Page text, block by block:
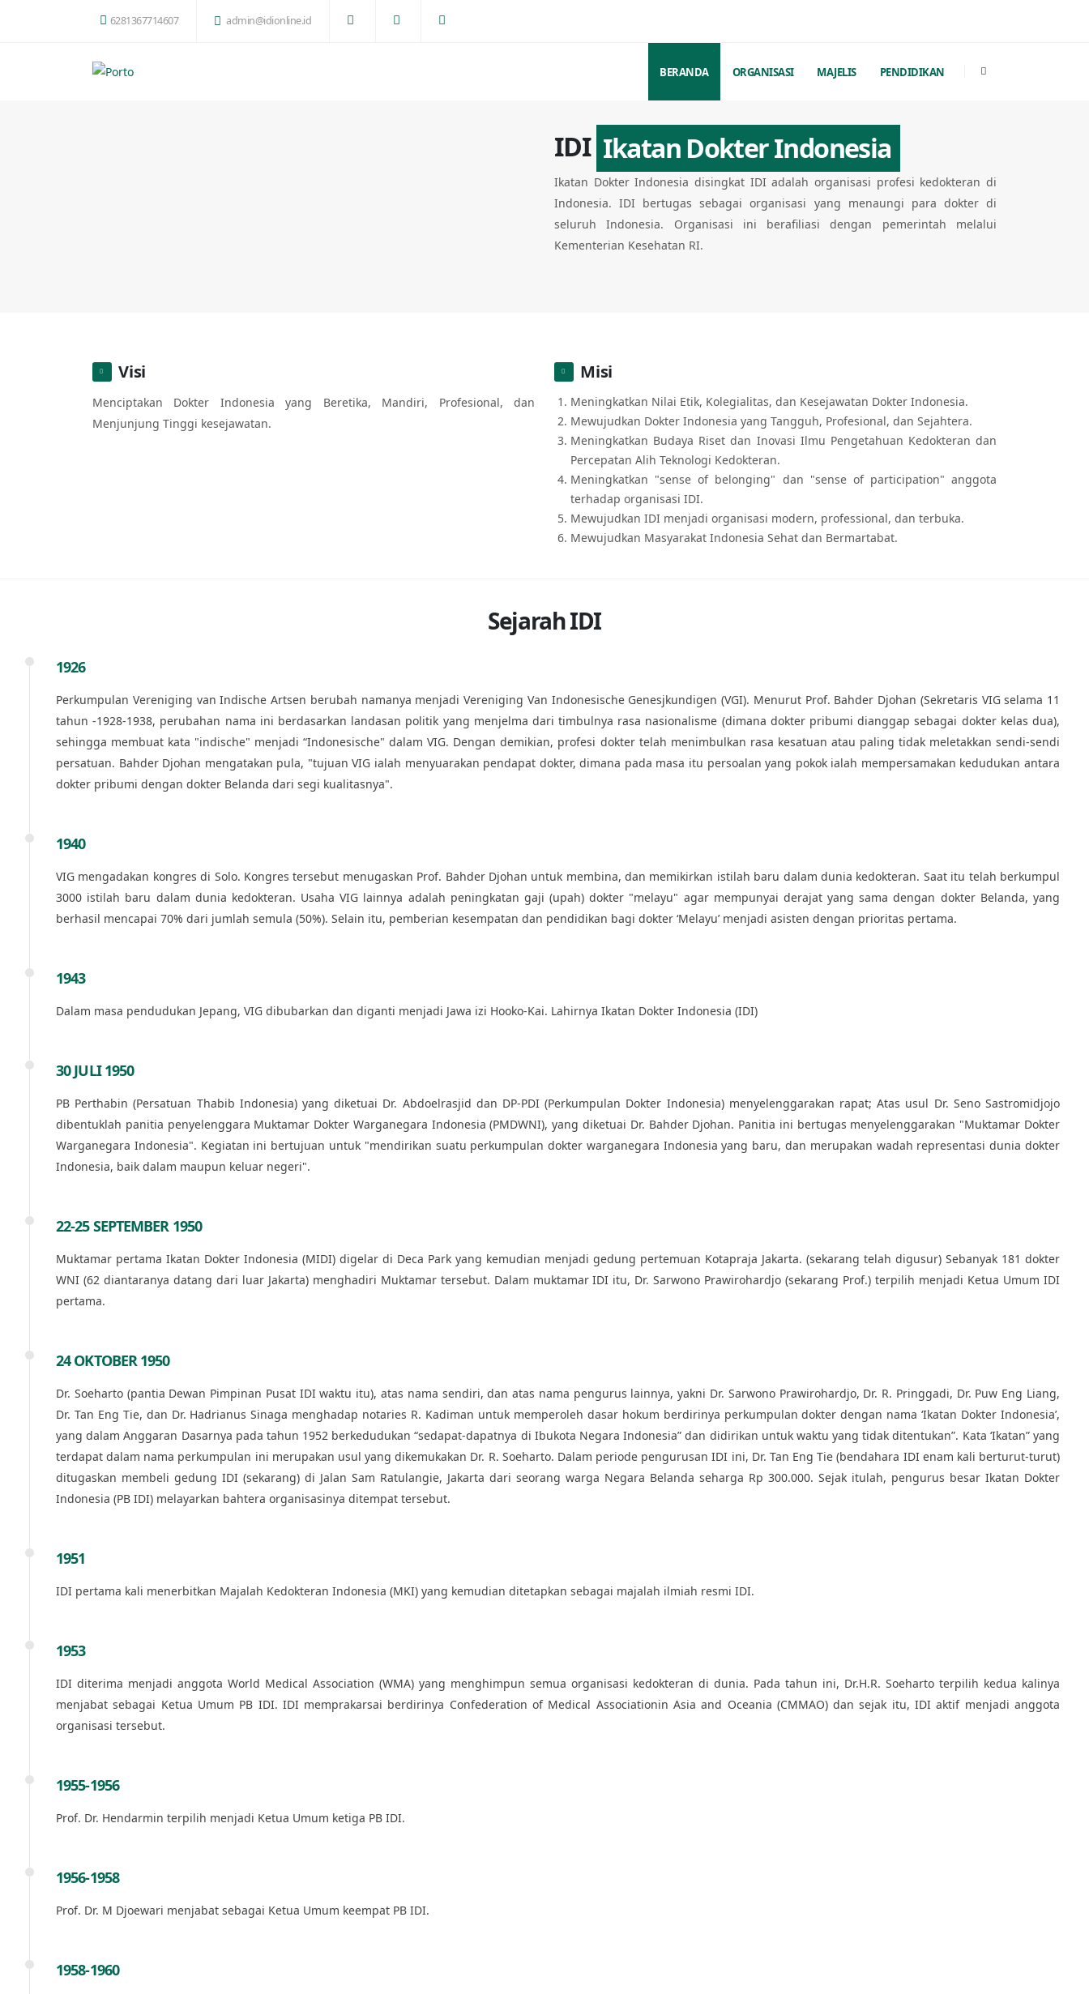
6281367714607 admin@idionline.id
BERANDA ORGANISASI MAJELIS PENDIDIKAN
IDI Ikatan Dokter Indonesia
Ikatan Dokter Indonesia disingkat IDI adalah organisasi profesi kedokteran di
Indonesia. IDI bertugas sebagai organisasi yang menaungi para dokter di
seluruh Indonesia. Organisasi ini berafiliasi dengan pemerintah melalui
Kementerian Kesehatan RI.
Visi
Menciptakan Dokter Indonesia yang Beretika, Mandiri, Profesional, dan
Menjunjung Tinggi kesejawatan.
Misi
Meningkatkan Nilai Etik, Kolegialitas, dan Kesejawatan Dokter Indonesia.
Mewujudkan Dokter Indonesia yang Tangguh, Profesional, dan Sejahtera.
Meningkatkan Budaya Riset dan Inovasi Ilmu Pengetahuan Kedokteran dan
Percepatan Alih Teknologi Kedokteran.
Meningkatkan "sense of belonging" dan "sense of participation" anggota
terhadap organisasi IDI.
Mewujudkan IDI menjadi organisasi modern, professional, dan terbuka.
Mewujudkan Masyarakat Indonesia Sehat dan Bermartabat.
Sejarah IDI
1926
Perkumpulan Vereniging van Indische Artsen berubah namanya menjadi Vereniging Van Indonesische Genesjkundigen (VGI). Menurut Prof. Bahder Djohan (Sekretaris VIG selama 11
tahun -1928-1938, perubahan nama ini berdasarkan landasan politik yang menjelma dari timbulnya rasa nasionalisme (dimana dokter pribumi dianggap sebagai dokter kelas dua),
sehingga membuat kata "indische" menjadi “Indonesische" dalam VIG. Dengan demikian, profesi dokter telah menimbulkan rasa kesatuan atau paling tidak meletakkan sendi-sendi
persatuan. Bahder Djohan mengatakan pula, "tujuan VIG ialah menyuarakan pendapat dokter, dimana pada masa itu persoalan yang pokok ialah mempersamakan kedudukan antara
dokter pribumi dengan dokter Belanda dari segi kualitasnya".
1940
VIG mengadakan kongres di Solo. Kongres tersebut menugaskan Prof. Bahder Djohan untuk membina, dan memikirkan istilah baru dalam dunia kedokteran. Saat itu telah berkumpul
3000 istilah baru dalam dunia kedokteran. Usaha VIG lainnya adalah peningkatan gaji (upah) dokter "melayu" agar mempunyai derajat yang sama dengan dokter Belanda, yang
berhasil mencapai 70% dari jumlah semula (50%). Selain itu, pemberian kesempatan dan pendidikan bagi dokter ‘Melayu’ menjadi asisten dengan prioritas pertama.
1943
Dalam masa pendudukan Jepang, VIG dibubarkan dan diganti menjadi Jawa izi Hooko-Kai. Lahirnya Ikatan Dokter Indonesia (IDI)
30 JULI 1950
PB Perthabin (Persatuan Thabib Indonesia) yang diketuai Dr. Abdoelrasjid dan DP-PDI (Perkumpulan Dokter Indonesia) menyelenggarakan rapat; Atas usul Dr. Seno Sastromidjojo
dibentuklah panitia penyelenggara Muktamar Dokter Warganegara Indonesia (PMDWNI), yang diketuai Dr. Bahder Djohan. Panitia ini bertugas menyelenggarakan "Muktamar Dokter
Warganegara Indonesia". Kegiatan ini bertujuan untuk "mendirikan suatu perkumpulan dokter warganegara Indonesia yang baru, dan merupakan wadah representasi dunia dokter
Indonesia, baik dalam maupun keluar negeri".
22-25 SEPTEMBER 1950
Muktamar pertama Ikatan Dokter Indonesia (MIDI) digelar di Deca Park yang kemudian menjadi gedung pertemuan Kotapraja Jakarta. (sekarang telah digusur) Sebanyak 181 dokter
WNI (62 diantaranya datang dari luar Jakarta) menghadiri Muktamar tersebut. Dalam muktamar IDI itu, Dr. Sarwono Prawirohardjo (sekarang Prof.) terpilih menjadi Ketua Umum IDI
pertama.
24 OKTOBER 1950
Dr. Soeharto (pantia Dewan Pimpinan Pusat IDI waktu itu), atas nama sendiri, dan atas nama pengurus lainnya, yakni Dr. Sarwono Prawirohardjo, Dr. R. Pringgadi, Dr. Puw Eng Liang,
Dr. Tan Eng Tie, dan Dr. Hadrianus Sinaga menghadap notaries R. Kadiman untuk memperoleh dasar hokum berdirinya perkumpulan dokter dengan nama ‘Ikatan Dokter Indonesia’,
yang dalam Anggaran Dasarnya pada tahun 1952 berkedudukan “sedapat-dapatnya di Ibukota Negara Indonesia” dan didirikan untuk waktu yang tidak ditentukan”. Kata ‘Ikatan” yang
terdapat dalam nama perkumpulan ini merupakan usul yang dikemukakan Dr. R. Soeharto. Dalam periode pengurusan IDI ini, Dr. Tan Eng Tie (bendahara IDI enam kali berturut-turut)
ditugaskan membeli gedung IDI (sekarang) di Jalan Sam Ratulangie, Jakarta dari seorang warga Negara Belanda seharga Rp 300.000. Sejak itulah, pengurus besar Ikatan Dokter
Indonesia (PB IDI) melayarkan bahtera organisasinya ditempat tersebut.
1951
IDI pertama kali menerbitkan Majalah Kedokteran Indonesia (MKI) yang kemudian ditetapkan sebagai majalah ilmiah resmi IDI.
1953
IDI diterima menjadi anggota World Medical Association (WMA) yang menghimpun semua organisasi kedokteran di dunia. Pada tahun ini, Dr.H.R. Soeharto terpilih kedua kalinya
menjabat sebagai Ketua Umum PB IDI. IDI memprakarsai berdirinya Confederation of Medical Associationin Asia and Oceania (CMMAO) dan sejak itu, IDI aktif menjadi anggota
organisasi tersebut.
1955-1956
Prof. Dr. Hendarmin terpilih menjadi Ketua Umum ketiga PB IDI.
1956-1958
Prof. Dr. M Djoewari menjabat sebagai Ketua Umum keempat PB IDI.
1958-1960